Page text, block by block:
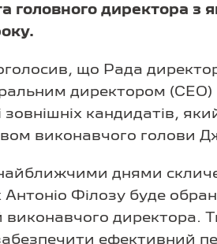
головного директора з
що Рада
директором (CEO)
зовнішніх кандидатів,
виконавчого голови
днями скличе
Антоніо Філозу буде
виконавчого директора.
ефективний